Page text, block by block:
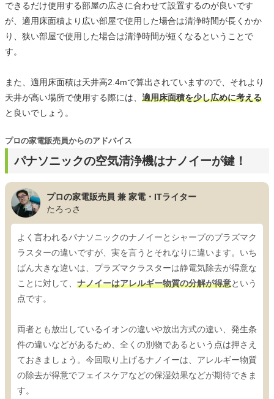
できるだけ使用する部屋の広さに合わせて設置するのが良いです
が、適用床面積より広い部屋で使用した場合は清浄時間が長くかか
り、狭い部屋で使用した場合は清浄時間が短くなるということで
す。
また、適用床面積は天井高2.4mで算出されていますので、それより
天井が高い場所で使用する際には、 適用床面積を少し広めに考える
と良いでしょう。
パナソニックの空気清浄機はナノイーが鍵！
プロの家電販売員からのアドバイス
プロの家電販売員 兼 家電・ITライター
たろっさ
よく言われるパナソニックのナノイーとシャープのプラズマク
ラスターの違いですが、実を言うとそれなりに違います。いち
ばん大きな違いは、プラズマクラスターは静電気除去が得意な
ことに対して、 ナノイーはアレルギー物質の分解が得意という
点です。
両者とも放出しているイオンの違いや放出方式の違い、発生条
件の違いなどがあるため、全くの別物であるという点は押さえ
ておきましょう。今回取り上げるナノイーは、アレルギー物質
の除去が得意でフェイスケアなどの保湿効果などが期待できま
す。